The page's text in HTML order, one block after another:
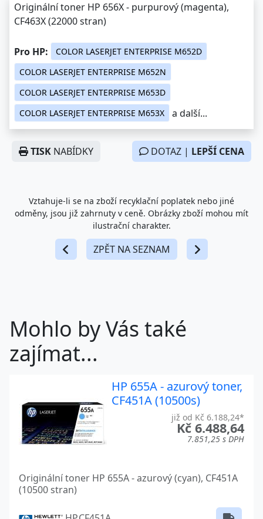
Originální toner HP 656X - purpurový (magenta),
CF463X (22000 stran)
Pro HP:
COLOR LASERJET ENTERPRISE M652D
COLOR LASERJET ENTERPRISE M652N
COLOR LASERJET ENTERPRISE M653D
COLOR LASERJET ENTERPRISE M653X
a další...
TISK NABÍDKY DOTAZ | LEPŠÍ CENA
Vztahuje-li se na zboží recyklační poplatek nebo jiné
odměny, jsou již zahrnuty v ceně. Obrázky zboží mohou mít
ilustrační charakter.
ZPĚT NA SEZNAM
Mohlo by Vás také
zajímat...
HP 655A - azurový toner,
CF451A (10500s)
již od Kč 6.188,24*
Kč 6.488,64
7.851,25 s DPH
Originální toner HP 655A - azurový (cyan), CF451A
(10500 stran)